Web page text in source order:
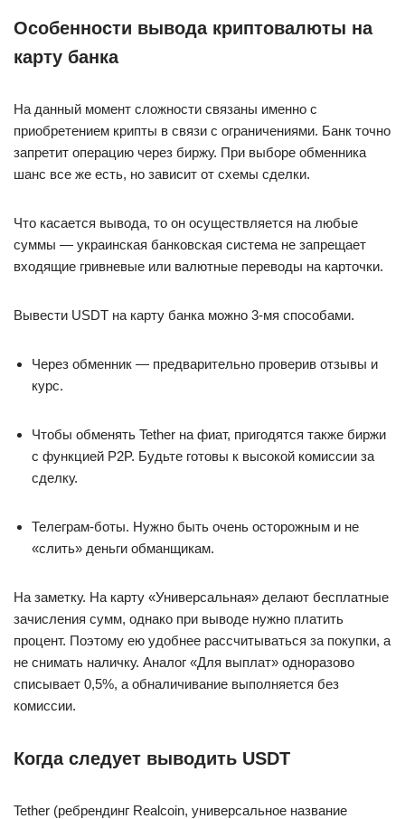
Особенности вывода криптовалюты на
карту банка
На данный момент сложности связаны именно с
приобретением крипты в связи с ограничениями. Банк точно
запретит операцию через биржу. При выборе обменника
шанс все же есть, но зависит от схемы сделки.
Что касается вывода, то он осуществляется на любые
суммы — украинская банковская система не запрещает
входящие гривневые или валютные переводы на карточки.
Вывести USDT на карту банка можно 3-мя способами.
Через обменник — предварительно проверив отзывы и
курс.
Чтобы обменять Tether на фиат, пригодятся также биржи
с функцией P2P. Будьте готовы к высокой комиссии за
сделку.
Телеграм-боты. Нужно быть очень осторожным и не
«слить» деньги обманщикам.
На заметку. На карту «Универсальная» делают бесплатные
зачисления сумм, однако при выводе нужно платить
процент. Поэтому ею удобнее рассчитываться за покупки, а
не снимать наличку. Аналог «Для выплат» одноразово
списывает 0,5%, а обналичивание выполняется без
комиссии.
Когда следует выводить USDT
Tether (ребрендинг Realcoin, универсальное название